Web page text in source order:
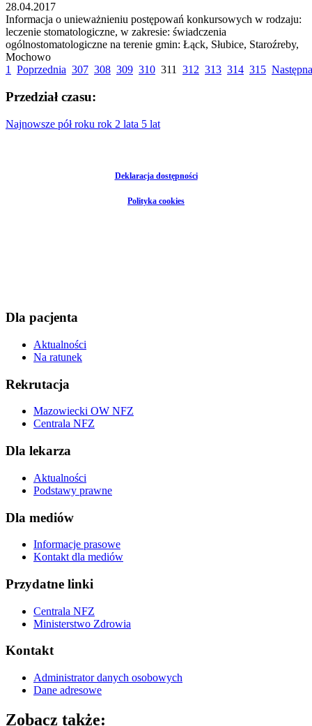
28.04.2017
Informacja o unieważnieniu postępowań konkursowych w rodzaju:
leczenie stomatologiczne, w zakresie: świadczenia
ogólnostomatologiczne na terenie gmin: Łąck, Słubice, Staroźreby,
Mochowo
1
Poprzednia 307 308 309 310 311 312 313 314 315 Następna
Przedział czasu:
Najnowsze pół roku rok 2 lata 5 lat
Deklaracja dostępności
Polityka cookies
Dla pacjenta
Aktualności
Na ratunek
Rekrutacja
Mazowiecki OW NFZ
Centrala NFZ
Dla lekarza
Aktualności
Podstawy prawne
Dla mediów
Informacje prasowe
Kontakt dla mediów
Przydatne linki
Centrala NFZ
Ministerstwo Zdrowia
Kontakt
Administrator danych osobowych
Dane adresowe
Zobacz także: